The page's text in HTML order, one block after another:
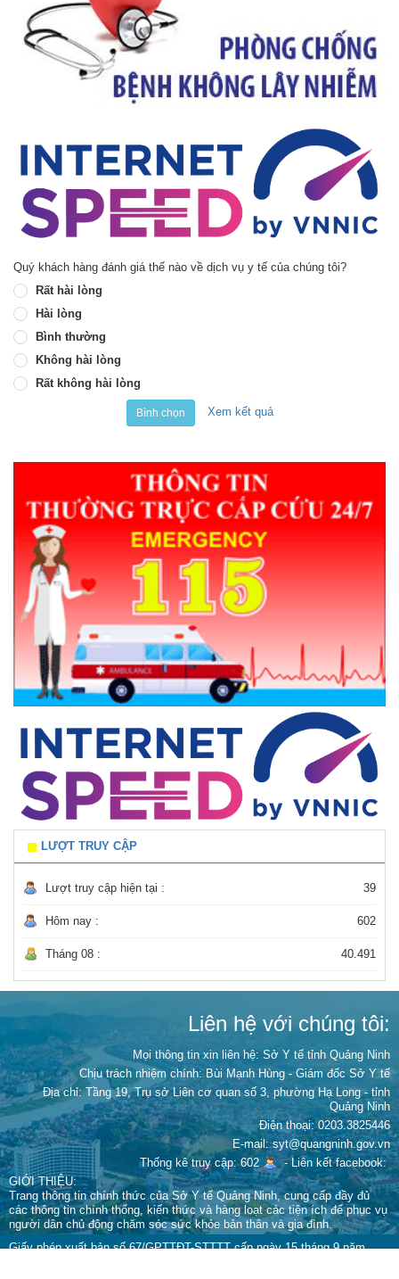
Quý khách hàng đánh giá thế nào về dịch vụ y tế của chúng tôi?
Rất hài lòng
Hài lòng
Bình thường
Không hài lòng
Rất không hài lòng
Bình chọn Xem kết quả
LƯỢT TRUY CẬP
Lượt truy cập hiện tại : 39
Hôm nay : 602
Tháng 08 : 40.491
Liên hệ với chúng tôi:
Mọi thông tin xin liên hệ: Sở Y tế tỉnh Quảng Ninh
Chịu trách nhiệm chính: Bùi Mạnh Hùng - Giám đốc Sở Y tế
Địa chỉ: Tầng 19, Trụ sở Liên cơ quan số 3, phường Hạ Long - tỉnh
Quảng Ninh
Điện thoại: 0203.3825446
E-mail: syt@quangninh.gov.vn
Thống kê truy cập: 602
-Liên kết facebook:
GIỚI THIỆU:
Trang thông tin chính thức của Sở Y tế Quảng Ninh, cung cấp đầy đủ
các thông tin chính thống, kiến thức và hàng loạt các tiện ích để phục vụ
người dân chủ động chăm sóc sức khỏe bản thân và gia đình.
Giấy phép xuất bản số 67/GPTTĐT-STTTT cấp ngày 15 tháng 9 năm